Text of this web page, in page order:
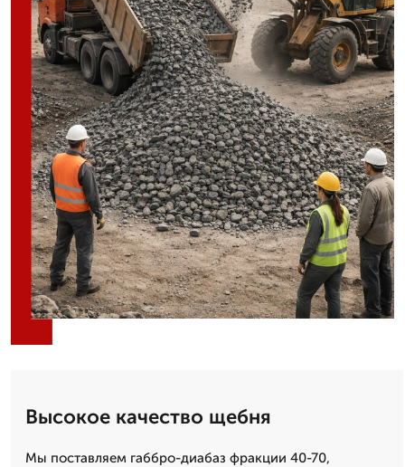
Высокое качество щебня
Мы поставляем габбро-диабаз фракции 40-70,